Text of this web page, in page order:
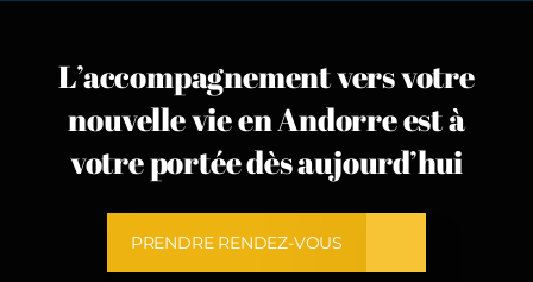
L’accompagnement vers votre
nouvelle vie en Andorre est à
votre portée dès aujourd’hui
PRENDRE RENDEZ-VOUS